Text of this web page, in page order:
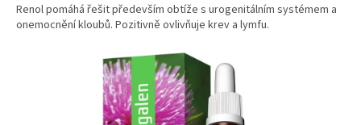
Renol pomáhá řešit především obtíže s urogenitálním systémem a
onemocnění kloubů. Pozitivně ovlivňuje krev a lymfu.